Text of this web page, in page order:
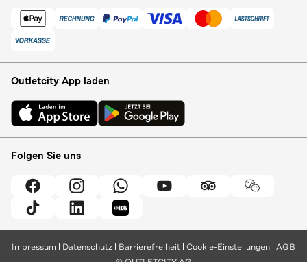
Outletcity App laden
Folgen Sie uns
Impressum Datenschutz Barrierefreiheit Cookie-Einstellungen AGB